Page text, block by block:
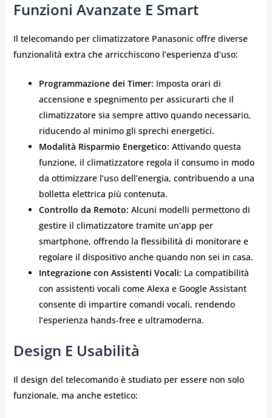
Funzioni Avanzate E Smart
Il telecomando per climatizzatore Panasonic offre diverse
funzionalità extra che arricchiscono l’esperienza d’uso:
Programmazione dei Timer: Imposta orari di
accensione e spegnimento per assicurarti che il
climatizzatore sia sempre attivo quando necessario,
riducendo al minimo gli sprechi energetici.
Modalità Risparmio Energetico: Attivando questa
funzione, il climatizzatore regola il consumo in modo
da ottimizzare l’uso dell’energia, contribuendo a una
bolletta elettrica più contenuta.
Controllo da Remoto: Alcuni modelli permettono di
gestire il climatizzatore tramite un’app per
smartphone, offrendo la flessibilità di monitorare e
regolare il dispositivo anche quando non sei in casa.
Integrazione con Assistenti Vocali: La compatibilità
con assistenti vocali come Alexa e Google Assistant
consente di impartire comandi vocali, rendendo
l’esperienza hands-free e ultramoderna.
Design E Usabilità
Il design del telecomando è studiato per essere non solo
funzionale, ma anche estetico: